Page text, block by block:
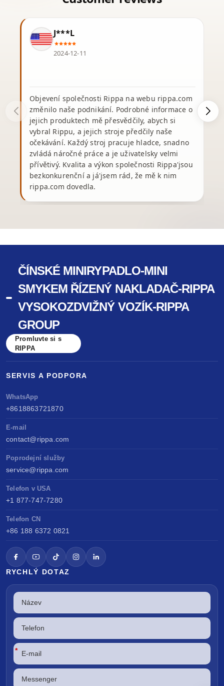
J***L
2024-12-11
Objevení společnosti Rippa na webu rippa.com
změnilo naše podnikání. Podrobné informace o
jejich produktech mě přesvědčily, abych si
vybral Rippu, a jejich stroje předčily naše
očekávání. Každý stroj pracuje hladce, snadno
zvládá náročné práce a je uživatelsky velmi
přívětivý. Kvalita a výkon společnosti Rippa'jsou
bezkonkurenční a já'jsem rád, že mě k nim
rippa.com dovedla.
ČÍNSKÉ MINIRYPADLO-MINI
SMYKEM ŘÍZENÝ NAKLADAČ-RIPPA
VYSOKOZDVIŽNÝ VOZÍK-RIPPA
GROUP
Promluvte si s
RIPPA
SERVIS A PODPORA
WhatsApp
+8618863721870
E-mail
contact@rippa.com
Poprodejní služby
service@rippa.com
Telefon v USA
+1 877-747-7280
Telefon CN
+86 188 6372 0821
RYCHLÝ DOTAZ
*